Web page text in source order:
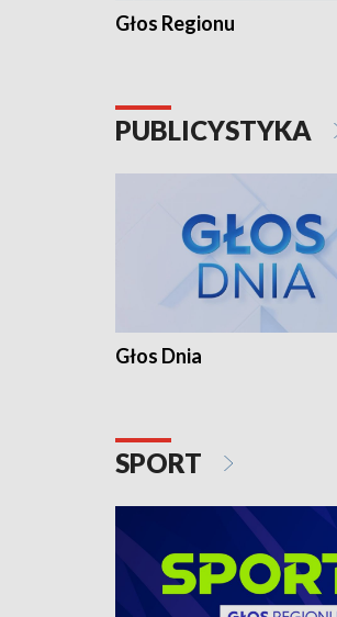
Głos Regionu
PUBLICYSTYKA
Głos Dnia
SPORT